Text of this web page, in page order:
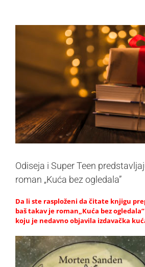
Odiseja i Super Teen
roman „Kuća bez ogledala”
Da li ste rasploženi da čitate knjigu
baš takav je roman„Kuća bez
koju je nedavno objavila izdavačka